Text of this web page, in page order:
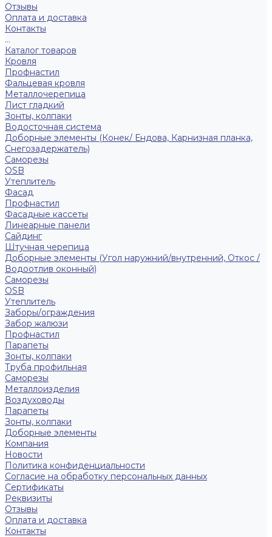
Отзывы
Оплата и доставка
Контакты
...
Каталог товаров
Кровля
Профнастил
Фальцевая кровля
Металлочерепица
Лист гладкий
Зонты, колпаки
Водосточная система
Доборные элементы (Конек/ Ендова, Карнизная планка,
Снегозадержатель)
Саморезы
ОSB
Утеплитель
Фасад
Профнастил
Фасадные кассеты
Линеарные панели
Сайдинг
Штучная черепица
Доборные элементы (Угол наружний/внутренний, Откос /
Водоотлив оконный)
Саморезы
OSB
Утеплитель
Заборы/ограждения
Забор жалюзи
Профнастил
Парапеты
Зонты, колпаки
Труба профильная
Саморезы
Металлоизделия
Воздуховоды
Парапеты
Зонты, колпаки
Доборные элементы
Компания
Новости
Политика конфиденциальности
Согласие на обработку персональных данных
Сертификаты
Реквизиты
Отзывы
Оплата и доставка
Контакты